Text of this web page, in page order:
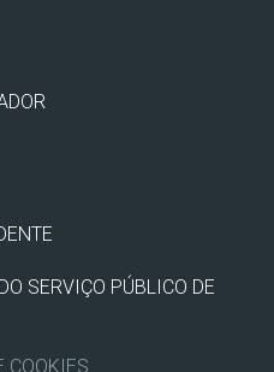
SERVIÇO PÚBLICO DE
COOKIES